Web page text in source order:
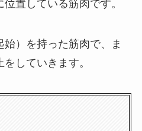
置している筋肉です。
）を持った筋肉で、ま
していきます。